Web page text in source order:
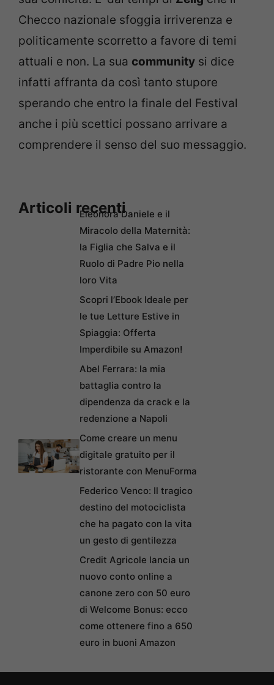
Checco nazionale sfoggia irriverenza e
politicamente scorretto a favore di temi
attuali e non. La sua community si dice
infatti affranta da così tanto stupore
sperando che entro la finale del Festival
anche i più scettici possano arrivare a
comprendere il senso del suo messaggio.
Articoli recentiEleonora Daniele e il
Miracolo della Maternità:
la Figlia che Salva e il
Ruolo di Padre Pio nella
loro Vita
Scopri l’Ebook Ideale per
le tue Letture Estive in
Spiaggia: Offerta
Imperdibile su Amazon!
Abel Ferrara: la mia
battaglia contro la
dipendenza da crack e la
redenzione a Napoli
Come creare un menu
digitale gratuito per il
ristorante con MenuForma
Federico Venco: Il tragico
destino del motociclista
che ha pagato con la vita
un gesto di gentilezza
Credit Agricole lancia un
nuovo conto online a
canone zero con 50 euro
di Welcome Bonus: ecco
come ottenere fino a 650
euro in buoni Amazon